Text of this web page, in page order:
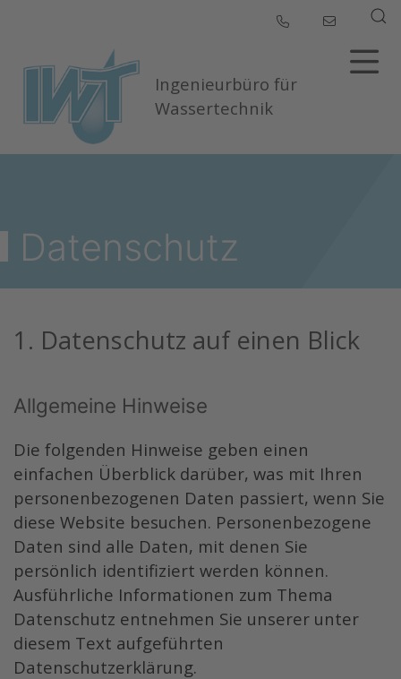
Ingenieurbüro für
Wassertechnik
Datenschutz
1. Datenschutz auf einen Blick
Allgemeine Hinweise
Die folgenden Hinweise geben einen
einfachen Überblick darüber, was mit Ihren
personenbezogenen Daten passiert, wenn Sie
diese Website besuchen. Personenbezogene
Daten sind alle Daten, mit denen Sie
persönlich identifiziert werden können.
Ausführliche Informationen zum Thema
Datenschutz entnehmen Sie unserer unter
diesem Text aufgeführten
Datenschutzerklärung.